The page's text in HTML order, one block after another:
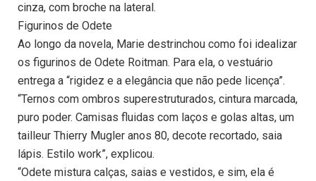
cinza, com broche na lateral.
Figurinos de Odete
Ao longo da novela, Marie destrinchou como foi idealizar
os figurinos de Odete Roitman. Para ela, o vestuário
entrega a “rigidez e a elegância que não pede licença”.
“Ternos com ombros superestruturados, cintura marcada,
puro poder. Camisas fluidas com laços e golas altas, um
tailleur Thierry Mugler anos 80, decote recortado, saia
lápis. Estilo work”, explicou.
“Odete mistura calças, saias e vestidos, e sim, ela é